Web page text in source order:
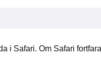
i Safari. Om Safari